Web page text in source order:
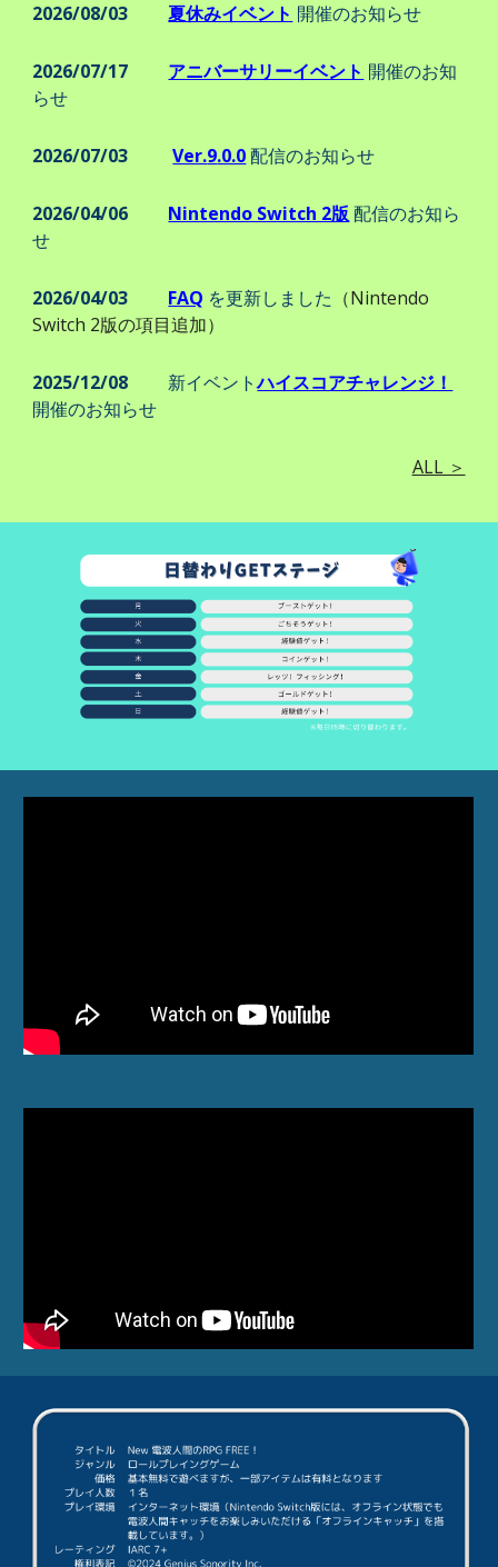
2026/08/03 夏休みイベント 開催のお知らせ
2026/07/17 アニバーサリーイベント 開催のお知
らせ
2026/07/03 Ver.9.0.0 配信のお知らせ
2026/04/06 Nintendo Switch 2版 配信のお知ら
せ
2026/04/03 FAQ を更新しました （Nintendo
Switch 2版の項目追加）
2025/12/08 新イベントハイスコアチャレンジ！
開催のお知らせ
ALL ＞